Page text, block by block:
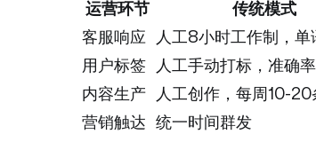
运营环节 传统模式
客服响应
人工8小时工作制，单
用户标签
人工手动打标，准确
内容生产
人工创作，每周10-20
营销触达
统一时间群发